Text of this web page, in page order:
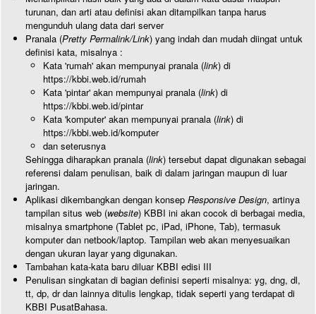
turunan, dan arti atau definisi akan ditampilkan tanpa harus
mengunduh ulang data dari server
Pranala (Pretty Permalink/Link) yang indah dan mudah diingat untuk
definisi kata, misalnya :
Kata 'rumah' akan mempunyai pranala (link) di
https://kbbi.web.id/rumah
Kata 'pintar' akan mempunyai pranala (link) di
https://kbbi.web.id/pintar
Kata 'komputer' akan mempunyai pranala (link) di
https://kbbi.web.id/komputer
dan seterusnya
Sehingga diharapkan pranala (link) tersebut dapat digunakan sebagai
referensi dalam penulisan, baik di dalam jaringan maupun di luar
jaringan.
Aplikasi dikembangkan dengan konsep Responsive Design, artinya
tampilan situs web (website) KBBI ini akan cocok di berbagai media,
misalnya smartphone (Tablet pc, iPad, iPhone, Tab), termasuk
komputer dan netbook/laptop. Tampilan web akan menyesuaikan
dengan ukuran layar yang digunakan.
Tambahan kata-kata baru diluar KBBI edisi III
Penulisan singkatan di bagian definisi seperti misalnya: yg, dng, dl,
tt, dp, dr dan lainnya ditulis lengkap, tidak seperti yang terdapat di
KBBI PusatBahasa.